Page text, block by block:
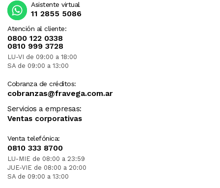
Atención al cliente:
0800 122 0338
0810 999 3728
LU-VI de 09:00 a 18:00
SA de 09:00 a 13:00
Cobranza de créditos:
cobranzas@fravega.com.ar
Servicios a empresas:
Ventas corporativas
Venta telefónica:
0810 333 8700
LU-MIE de 08:00 a 23:59
JUE-VIE de 08:00 a 20:00
SA de 09:00 a 13:00
Asistente virtual
11 2855 5086